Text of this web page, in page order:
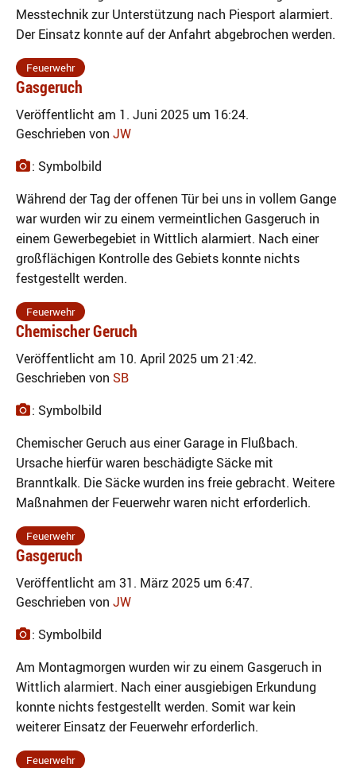
Messtechnik zur Unterstützung nach Piesport alarmiert.
Der Einsatz konnte auf der Anfahrt abgebrochen werden.
Feuerwehr
Gasgeruch
Veröffentlicht am 1. Juni 2025 um 16:24.
Geschrieben von JW
: Symbolbild
Während der Tag der offenen Tür bei uns in vollem Gange
war wurden wir zu einem vermeintlichen Gasgeruch in
einem Gewerbegebiet in Wittlich alarmiert. Nach einer
großflächigen Kontrolle des Gebiets konnte nichts
festgestellt werden.
Feuerwehr
Chemischer Geruch
Veröffentlicht am 10. April 2025 um 21:42.
Geschrieben von SB
: Symbolbild
Chemischer Geruch aus einer Garage in Flußbach.
Ursache hierfür waren beschädigte Säcke mit
Branntkalk. Die Säcke wurden ins freie gebracht. Weitere
Maßnahmen der Feuerwehr waren nicht erforderlich.
Feuerwehr
Gasgeruch
Veröffentlicht am 31. März 2025 um 6:47.
Geschrieben von JW
: Symbolbild
Am Montagmorgen wurden wir zu einem Gasgeruch in
Wittlich alarmiert. Nach einer ausgiebigen Erkundung
konnte nichts festgestellt werden. Somit war kein
weiterer Einsatz der Feuerwehr erforderlich.
Feuerwehr